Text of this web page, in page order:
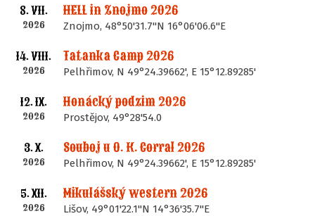
8. VII.
2026
HELL in Znojmo 2026
Znojmo, 48°50'31.7"N 16°06'06.6"E
14. VIII.
2026
Tatanka Camp 2026
Pelhřimov, N 49°24.39662', E 15°12.89285'
12. IX.
2026
Honácký podzim 2026
Prostějov, 49°28'54.0
3. X.
2026
Souboj u O. K. Corral 2026
Pelhřimov, N 49°24.39662', E 15°12.89285'
5. XII.
2026
Mikulášský western 2026
Lišov, 49°01'22.1"N 14°36'35.7"E